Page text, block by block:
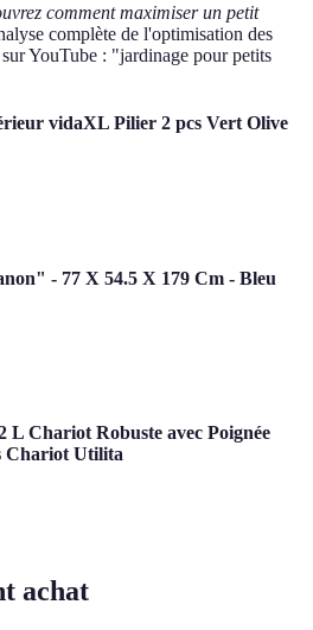
comment maximiser un petit
complète de l'optimisation des
YouTube : "jardinage pour petits
vidaXL Pilier 2 pcs Vert Olive
- 77 X 54.5 X 179 Cm - Bleu
Chariot Robuste avec Poignée
Chariot Utilita
achat